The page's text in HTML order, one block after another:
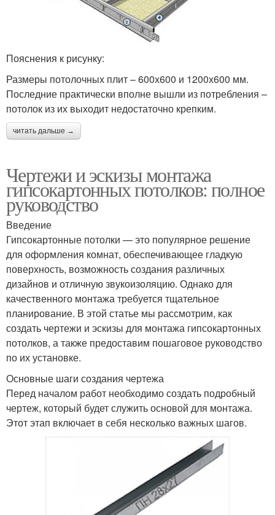
Пояснения к рисунку:
Размеры потолочных плит – 600х600 и 1200х600 мм.
Последние практически вполне вышли из потребления –
потолок из их выходит недостаточно крепким.
читать дальше →
Чертежи и эскизы монтажа
гипсокартонных потолков: полное
руководство
Введение
Гипсокартонные потолки — это популярное решение
для оформления комнат, обеспечивающее гладкую
поверхность, возможность создания различных
дизайнов и отличную звукоизоляцию. Однако для
качественного монтажа требуется тщательное
планирование. В этой статье мы рассмотрим, как
создать чертежи и эскизы для монтажа гипсокартонных
потолков, а также предоставим пошаговое руководство
по их установке.
Основные шаги создания чертежа
Перед началом работ необходимо создать подробный
чертеж, который будет служить основой для монтажа.
Этот этап включает в себя несколько важных шагов.